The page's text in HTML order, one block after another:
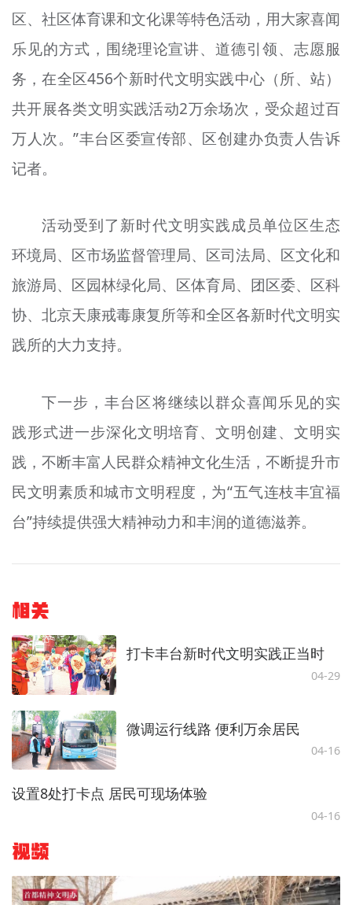
区、社区体育课和文化课等特色活动，用大家喜闻
乐见的方式，围绕理论宣讲、道德引领、志愿服
务，在全区456个新时代文明实践中心（所、站）
共开展各类文明实践活动2万余场次，受众超过百
万人次。”丰台区委宣传部、区创建办负责人告诉
记者。
活动受到了新时代文明实践成员单位区生态
环境局、区市场监督管理局、区司法局、区文化和
旅游局、区园林绿化局、区体育局、团区委、区科
协、北京天康戒毒康复所等和全区各新时代文明实
践所的大力支持。
下一步，丰台区将继续以群众喜闻乐见的实
践形式进一步深化文明培育、文明创建、文明实
践，不断丰富人民群众精神文化生活，不断提升市
民文明素质和城市文明程度，为“五气连枝丰宜福
台”持续提供强大精神动力和丰润的道德滋养。
相关
打卡丰台新时代文明实践正当时
04-29
微调运行线路 便利万余居民
04-16
设置8处打卡点 居民可现场体验
04-16
视频